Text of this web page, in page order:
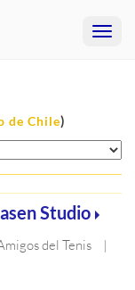
de Chile)
Studio
del Tenis |